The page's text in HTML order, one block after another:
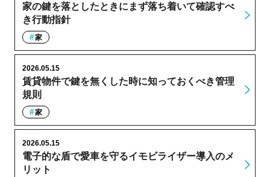
家の鍵を落としたときにまず落ち着いて確認すべ
き行動指針
家
賃貸物件で鍵を無くした時に知っておくべき管理
規則
2026.05.15
家
電子的な盾で愛車を守るイモビライザー導入のメ
リット
2026.05.15